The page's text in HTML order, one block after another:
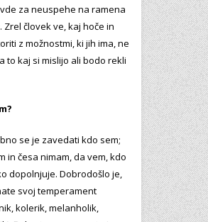
za neuspehe na ramena
Zrel človek ve, kaj hoče in
z možnostmi, ki jih ima, ne
to kaj si mislijo ali bodo rekli
se je zavedati kdo sem;
in česa nimam, da vem, kdo
dopolnjuje. Dobrodošlo je,
svoj temperament
kolerik, melanholik,